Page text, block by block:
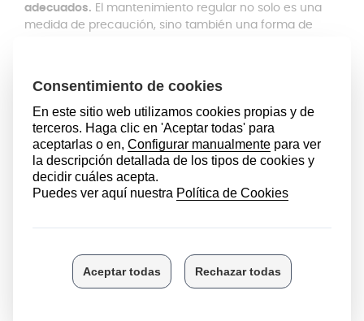
adecuados. El mantenimiento regular no solo es una
medida de precaución, sino también una forma de
WMFPerfect está diseñada para cubrir las necesidades
de los usuarios más exigentes. Fabricada en silicona de
alta calidad, este componente asegura un sellado
eficiente y un rendimiento duradero. Es compatible con
todas las tapas de las ollas a presión de lasseries
Perfect y Perfect Plus, siempre que cuenten con el
indicador de presión residual amarillo, característico de
de limpiar con un simple lavado a mano, manteniendo
la higiene sin esfuerzo. Su instalación es sencilla, ya que
se coloca directamente en el mango de la olla sin